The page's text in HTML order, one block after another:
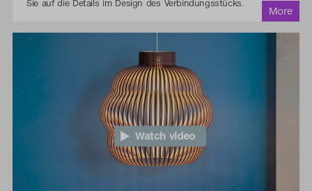
Sie auf die Details im Design des Verbindungsstücks.
Watch video